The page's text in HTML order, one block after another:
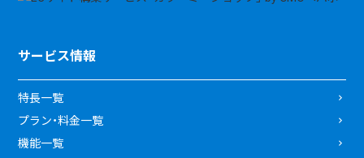
サービス情報
特長一覧
プラン・料金一覧
機能一覧